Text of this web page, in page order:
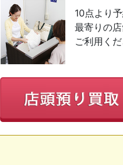
10点より予
最寄りの
ご利用く